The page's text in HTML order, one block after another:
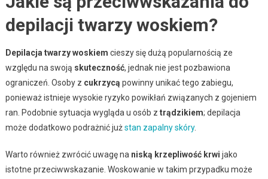
depilacji twarzy woskiem?
Depilacja twarzy woskiem cieszy się dużą popularnością ze
względu na swoją skuteczność, jednak nie jest pozbawiona
ograniczeń. Osoby z cukrzycą powinny unikać tego zabiegu,
ponieważ istnieje wysokie ryzyko powikłań związanych z gojeniem
ran. Podobnie sytuacja wygląda u osób z trądzikiem; depilacja
może dodatkowo podrażnić jużstan zapalny skóry.
Warto również zwrócić uwagę na niską krzepliwość krwi jako
istotne przeciwwskazanie. Woskowanie w takim przypadku może